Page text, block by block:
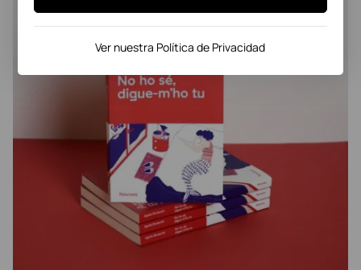
Ver nuestra Política de Privacidad